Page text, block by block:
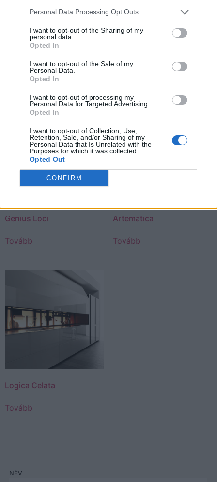
Personal Data Processing Opt Outs
I want to opt-out of the Sharing of my
personal data.
Opted In
I want to opt-out of the Sale of my
Personal Data.
Opted In
I want to opt-out of processing my
Personal Data for Targeted Advertising.
Opted In
I want to opt-out of Collection, Use,
Retention, Sale, and/or Sharing of my
Personal Data that Is Unrelated with the
Purposes for which it was collected.
Opted Out
CONFIRM
Kapcsolódó termékek
Genius Loci
Tovább
Artematica
Tovább
Logica Celata
Tovább
NÉV